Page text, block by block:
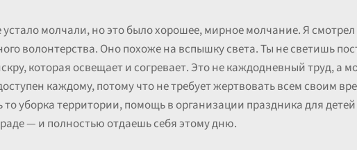
устало молчали, но это было хорошее, мирное молчание. Я
волонтерства. Оно похоже на вспышку света. Ты не светишь
которая освещает и согревает. Это не каждодневный труд, а
каждому, потому что не требует жертвовать всем своим
уборка территории, помощь в организации праздника для
— и полностью отдаешь себя этому дню.